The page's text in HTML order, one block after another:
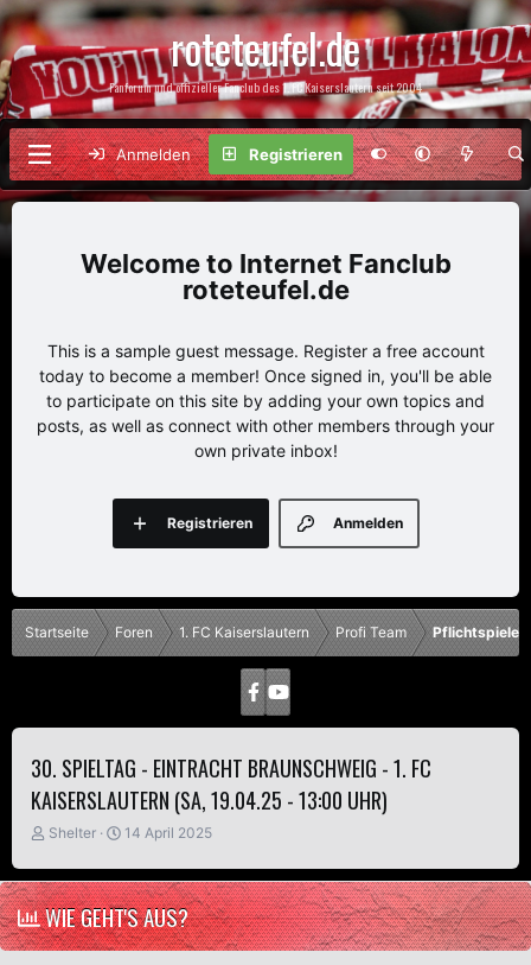
roteteufel.de
Fanforum und offizieller Fanclub des 1. FC Kaiserslautern seit 2004
Anmelden Registrieren
Internet Fanclub
roteteufel.de
This is a sample guest message. Register a free account
today to become a member! Once signed in, you'll be able
to participate on this site by adding your own topics and
posts, as well as connect with other members through your
own private inbox!
Anmelden
Registrieren
Startseite Foren 1. FC Kaiserslautern Profi Team Pflichtspiele
30. SPIELTAG - EINTRACHT BRAUNSCHWEIG - 1. FC
KAISERSLAUTERN (SA, 19.04.25 - 13:00 UHR)
E
s
t
e
l
Shelter
E
s
t
e
l
14 April 2025
WIE GEHT'S AUS?